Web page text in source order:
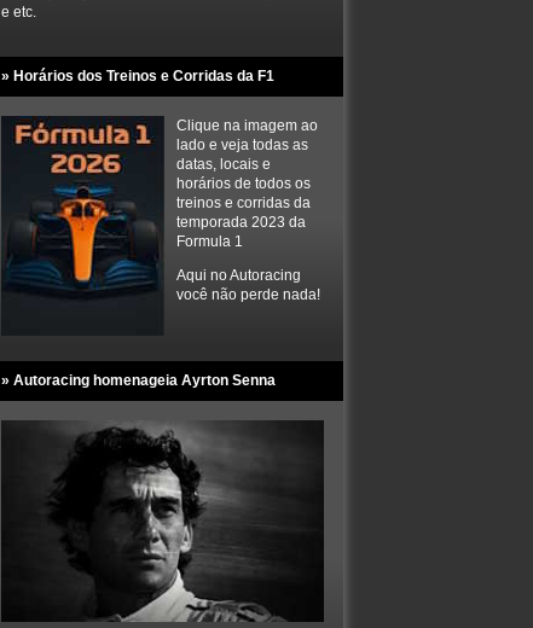
e etc.
» Horários dos Treinos e Corridas da F1
Clique na imagem ao
lado e veja todas as
datas, locais e
horários de todos os
treinos e corridas da
temporada 2023 da
Formula 1
Aqui no Autoracing
você não perde nada!
» Autoracing homenageia Ayrton Senna